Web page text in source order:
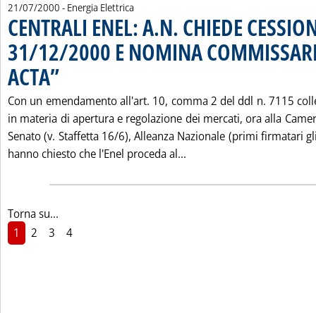
21/07/2000 - Energia Elettrica
CENTRALI ENEL: A.N. CHIEDE
31/12/2000 E NOMINA
ACTA”. Pubblicata venerdì 21 luglio 2000 alle 9.40.
Con un emendamento all'art. 10, comma 2 del ddl n. 7115
in materia di apertura e regolazione dei mercati, ora alla
Senato (v. Staffetta 16/6), Alleanza Nazionale (primi firmatari
hanno chiesto che l'Enel proceda al...
Torna su...
1
2 3 4